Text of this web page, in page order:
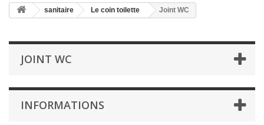
sanitaire Le coin toilette Joint WC
JOINT WC
INFORMATIONS